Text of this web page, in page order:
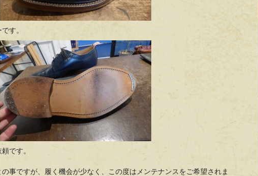
す。
です。
事ですが、履く機会が少なく、この度はメンテナンスをご希望されま